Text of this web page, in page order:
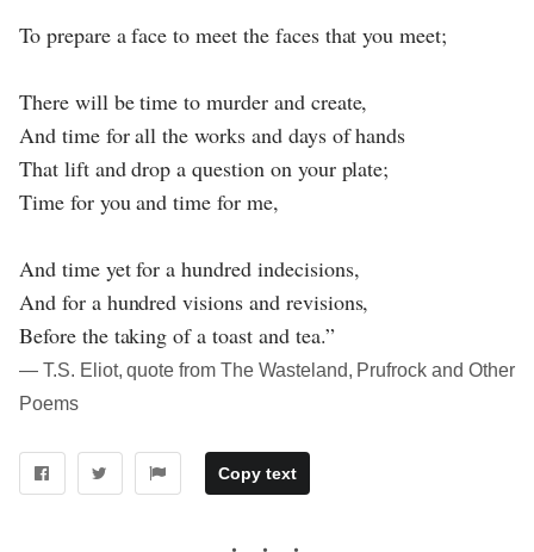
To prepare a face to meet the faces that you meet;
There will be time to murder and create,
And time for all the works and days of hands
That lift and drop a question on your plate;
Time for you and time for me,
And time yet for a hundred indecisions,
And for a hundred visions and revisions,
Before the taking of a toast and tea.”
― T.S. Eliot, quote from The Wasteland, Prufrock and Other
Poems
Copy text